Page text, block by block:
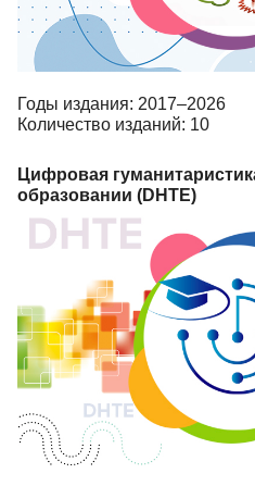
Годы издания: 2017–2026
Количество изданий: 10
Цифровая
образовании (DHTE)